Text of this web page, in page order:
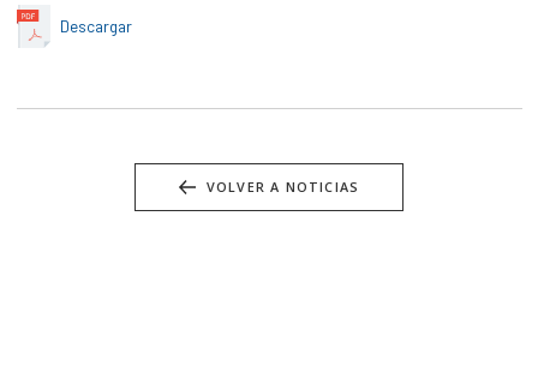
Descargar
VOLVER A NOTICIAS